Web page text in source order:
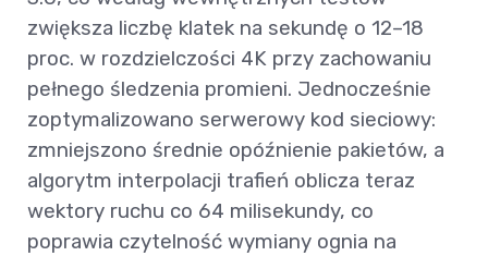
zwiększa liczbę klatek na sekundę o 12–18
proc. w rozdzielczości 4K przy zachowaniu
pełnego śledzenia promieni. Jednocześnie
zoptymalizowano serwerowy kod sieciowy:
zmniejszono średnie opóźnienie pakietów, a
algorytm interpolacji trafień oblicza teraz
wektory ruchu co 64 milisekundy, co
poprawia czytelność wymiany ognia na